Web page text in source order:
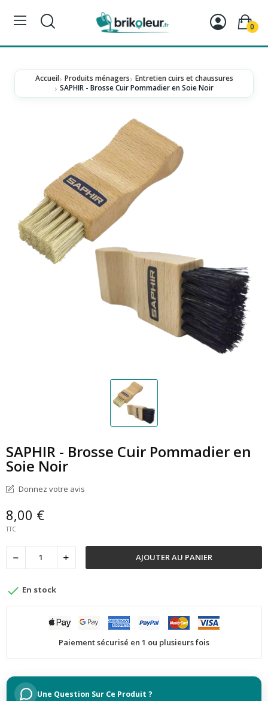
0
Accueil Produits ménagers Entretien cuirs et chaussures
SAPHIR - Brosse Cuir Pommadier en Soie Noir
SAPHIR - Brosse Cuir Pommadier en
Soie Noir
Donnez votre avis
8,00 €
TTC
AJOUTER AU PANIER
 En stock
Paiement sécurisé en 1 ou plusieurs fois
Une Question Sur Ce Produit ?